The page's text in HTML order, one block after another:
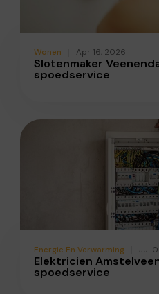
Wonen Apr 16, 2026
Slotenmaker
spoedservice
Energie En Verwarming Jul
Elektricien
spoedservice